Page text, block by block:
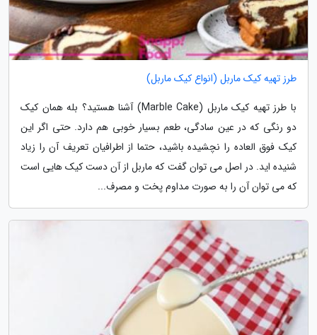
طرز تهیه کیک ماربل (انواع کیک ماربل)
با طرز تهیه کیک ماربل (Marble Cake) آشنا هستید؟ بله همان کیک
دو رنگی که در عین سادگی، طعم بسیار خوبی هم دارد. حتی اگر این
کیک فوق العاده را نچشیده باشید، حتما از اطرافیان تعریف آن را زیاد
شنیده اید. در اصل می توان گفت که ماربل از آن دست کیک هایی است
که می توان آن را به صورت مداوم پخت و مصرف...